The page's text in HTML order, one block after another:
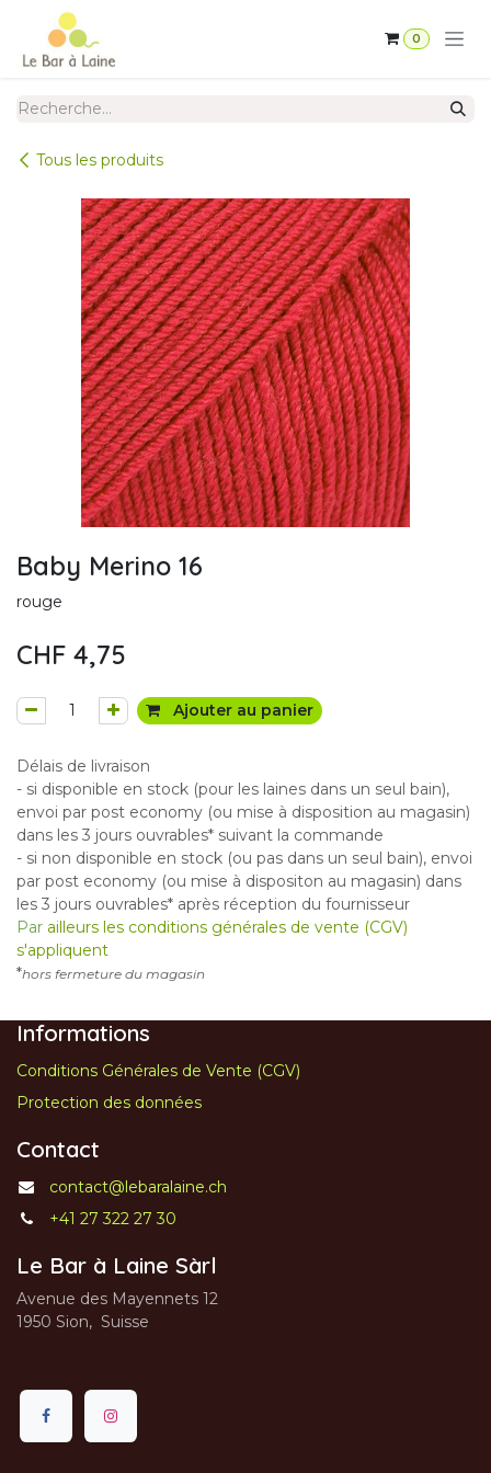
Se rendre au contenu
0
Tous les produits
Baby Merino 16
rouge
CHF 4,75
Ajouter au panier
Délais de livraison
- si disponible en stock (pour les laines dans un seul bain),
envoi par post economy (ou mise à disposition au magasin)
dans les 3 jours ouvrables* suivant la commande
- si non disponible en stock (ou pas dans un seul bain), envoi
par post economy (ou mise à dispositon au magasin) dans
les 3 jours ouvrables* après réception du fournisseur
Par ailleurs les conditions générales de vente (CGV)
s'appliquent
*hors fermeture du magasin
Informations
Conditions Générales de Vente (CGV)
Protection des données
Contact
contact@lebaralaine.ch
+41 27 322 27 30
Le Bar à Laine Sàrl
Avenue des Mayennets 12
1950 Sion, Suisse